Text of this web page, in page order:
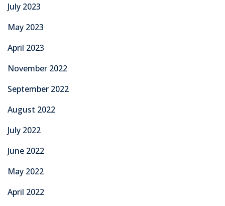
July 2023
May 2023
April 2023
November 2022
September 2022
August 2022
July 2022
June 2022
May 2022
April 2022